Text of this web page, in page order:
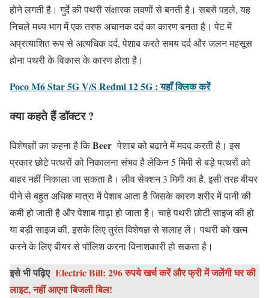
होने लगती है। गुर्दे की पथरी संक्षारक लवणों से बनती है। सबसे पहले, यह
निचले मध्य भाग में एक तरफ अचानक दर्द का कारण बनता है। पेट में
अप्रत्याशित रूप से अत्यधिक दर्द, पेशाब करते समय दर्द और जलन महसूस
होना पथरी के विकास के कारण होता है।
Poco M6 Star 5G V/S Redmi 12 5G : यहाँ क्लिक करें
क्या कहते हैं डॉक्टर ?
विशेषज्ञों का कहना है किBeer पेशाब को बढ़ाने में मदद करती है। इस
प्रकार छोटे पत्थरों को निकालना संभव है लेकिन 5 मिमी से बड़े पत्थरों को
बाहर नहीं निकाला जा सकता है। लीव सेक्शन 3 मिमी का है. इसी तरह बीयर
पीने से बहुत अधिक मात्रा में पेशाब आता है जिसके कारण शरीर में पानी की
कमी हो जाती है और पेशाब गाढ़ा हो जाता है। चाहे पथरी छोटी साइज की हो
या बड़ी साइज की, इसके लिए तुरंत विशेषज्ञ से सलाह लें। पथरी को खत्म
करने के लिए बीयर से पॉलिश करना विनाशकारी हो सकता है।
इसे भी पढ़िए Electric Bill: 296 रुपये खर्च करें और फ्री में जलेंगी घर की
लाइट, नहीं आएगा बिजली बिल!